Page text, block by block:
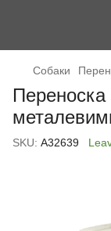
Cобаки
Переноска
SKU: А32639